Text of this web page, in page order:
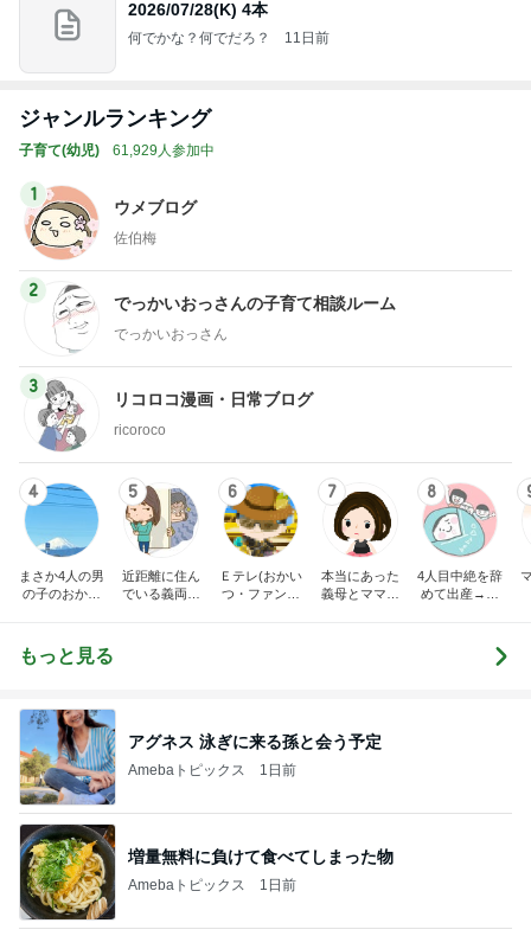
2026/07/28(K) 4本
何でかな？何でだろ？ 11日前
ジャンルランキング
子育て(幼児) 61,929人参加中
1
ウメブログ
佐伯梅
2
でっかいおっさんの子育て相談ルーム
でっかいおっさん
3
リコロコ漫画・日常ブログ
ricoroco
4
まさか4人の男
の子のおかあ
5
近距離に住ん
でいる義両親
6
Ｅテレ(おかい
つ・ファンタ
7
本当にあった
義母とママ友
8
4人目中絶を辞
めて出産→パ
もっと見る
アグネス 泳ぎに来る孫と会う予定
Amebaトピックス 1日前
増量無料に負けて食べてしまった物
Amebaトピックス 1日前